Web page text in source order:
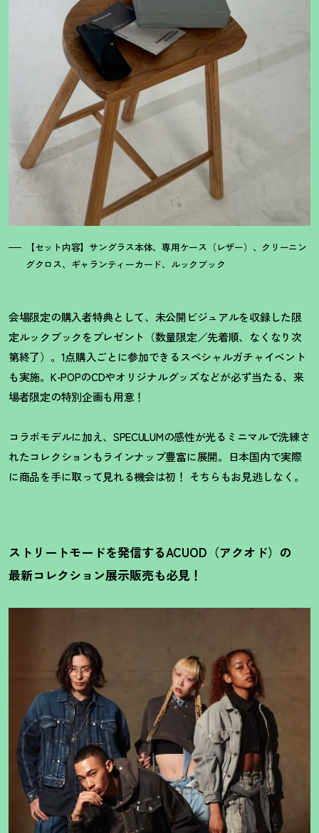
【セット内容】サングラス本体、専用ケース（レザー）、クリーニン
グクロス、ギャランティーカード、ルックブック
会場限定の購入者特典として、未公開ビジュアルを収録した限
定ルックブックをプレゼント（数量限定／先着順、なくなり次
第終了）。1点購入ごとに参加できるスペシャルガチャイベント
も実施。K-POPのCDやオリジナルグッズなどが必ず当たる、来
場者限定の特別企画も用意！
コラボモデルに加え、SPECULUMの感性が光るミニマルで洗練さ
れたコレクションもラインナップ豊富に展開。日本国内で実際
に商品を手に取って見れる機会は初 ！ そちらもお見逃しなく。
ストリートモードを発信するACUOD（アクオド）の
最新コレクション展示販売も必見 ！